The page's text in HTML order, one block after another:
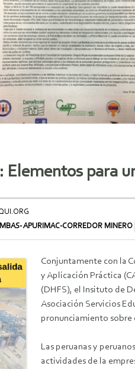
Elementos para
APURIMAC-CORREDOR MINERO
Conjuntamente con la
y Aplicación Práctica
(DHFS), el Insituto de
Asociación Servicios
pronunciamiento sobre
Las peruanas y
actividades de la